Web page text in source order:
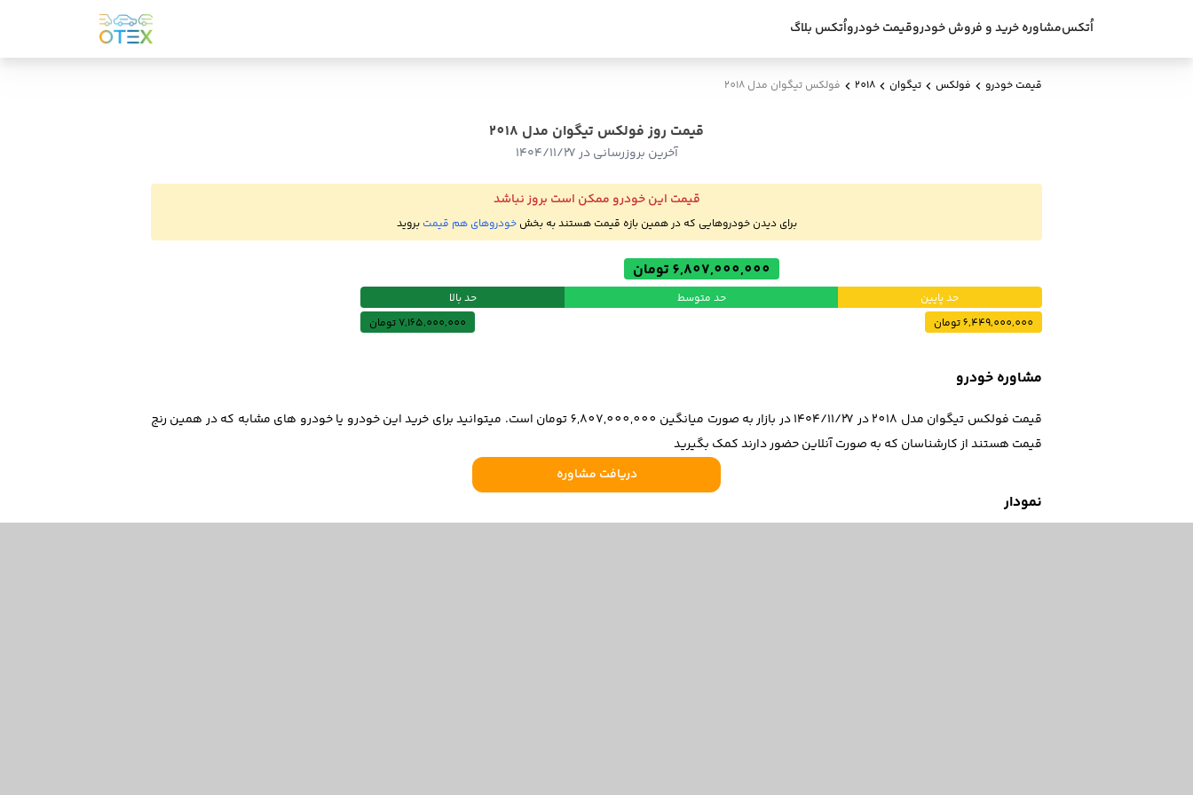
اُتکسمشاوره خرید و فروش خودروقیمت خودرواُتکس بلاگ
قیمت خودرو فولکس تیگوان 2018 فولکس تیگوان مدل 2018
قیمت روز فولکس تیگوان مدل 2018
آخرین بروزرسانی در ۱۴۰۴/۱۱/۲۷
قیمت این خودرو ممکن است بروز نباشد
برای دیدن خودروهایی که در همین بازه قیمت هستند به بخش خودروهای هم قیمتبروید
6,449,000,000 تومان
6,807,000,000 تومان
7,165,000,000 تومان
حد پایین حد متوسط حد بالا
مشاوره خودرو
قیمت فولکس تیگوان مدل 2018 در ۱۴۰۴/۱۱/۲۷ در بازار به صورت میانگین 6,807,000,000 تومان است. میتوانید برای خرید این خودرو یا خودرو های مشابه که در همین رنج
قیمت هستند از کارشناسان که به صورت آنلاین حضور دارند کمک بگیرید
دریافت مشاوره
نمودار